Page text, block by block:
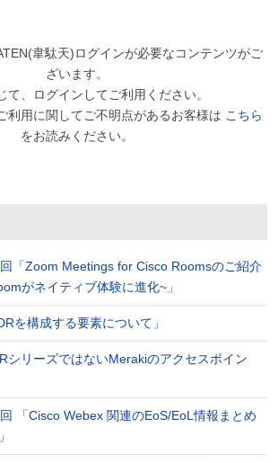
韋駄天)ログインが必要なコンテンツがご
ざいます。
て、ログインしてご利用ください。
利用に関してご不明点があるお客様は こちら
をお読みください。
「Zoom Meetings for Cisco Roomsのご紹介
がネイティブ体験に進化~」
を構成する要素について」
シリーズではないMerakiのアクセスポイン
「Cisco Webex 関連のEoS/EoL情報まとめ